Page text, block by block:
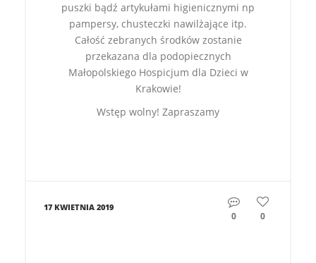
puszki bądź artykułami higienicznymi np
pampersy, chusteczki nawilżające itp.
Całość zebranych środków zostanie
przekazana dla podopiecznych
Małopolskiego Hospicjum dla Dzieci w
Krakowie!
Wstęp wolny! Zapraszamy
17 KWIETNIA 2019
0 0